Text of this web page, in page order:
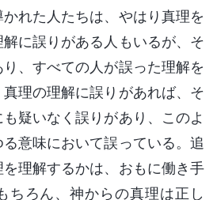
れた人たちは、やはり真理を
に誤りがある人もいるが、そ
、すべての人が誤った理解を
理の理解に誤りがあれば、そ
疑いなく誤りがあり、このよ
意味において誤っている。追
理解するかは、おもに働き手
ちろん、神からの真理は正し